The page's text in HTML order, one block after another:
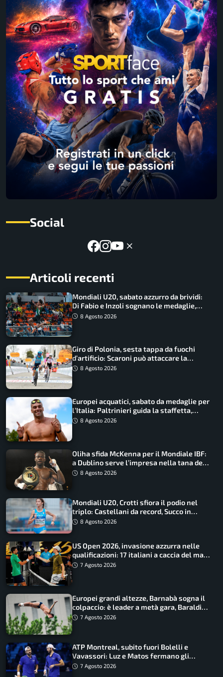
Social
Articoli recenti
Mondiali U20, sabato azzurro da brividi:
Di Fabio e Inzoli sognano le medaglie,
Castellani e Succo in finale
8 Agosto 2026
Giro di Polonia, sesta tappa da fuochi
d’artificio: Scaroni può attaccare la
maglia di Lemmen
8 Agosto 2026
Europei acquatici, sabato da medaglie per
l’Italia: Paltrinieri guida la staffetta,
Barnabà sogna l’oro dalle grandi altezze
8 Agosto 2026
Oliha sfida McKenna per il Mondiale IBF:
a Dublino serve l’impresa nella tana del
lupo8 Agosto 2026
Mondiali U20, Crotti sfiora il podio nel
triplo: Castellani da record, Succo in
finale
8 Agosto 2026
US Open 2026, invasione azzurra nelle
qualificazioni: 17 italiani a caccia del main
draw7 Agosto 2026
Europei grandi altezze, Barnabà sogna il
colpaccio: è leader a metà gara, Baraldi
ancora in corsa
7 Agosto 2026
ATP Montreal, subito fuori Bolelli e
Vavassori: Luz e Matos fermano gli
azzurri
7 Agosto 2026